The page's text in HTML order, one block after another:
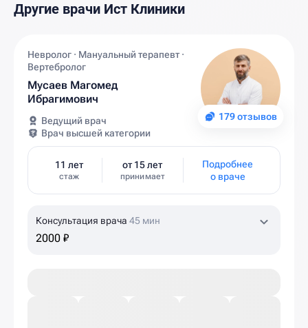
Другие врачи Ист Клиники
179 отзывов
Невролог · Мануальный терапевт ·
Вертебролог
Мусаев Магомед
Ибрагимович
Ведущий врач
Врач высшей категории
11 лет
стаж
от 15 лет
принимает
Подробнее
о враче
Консультация врача 45 мин
2000 ₽